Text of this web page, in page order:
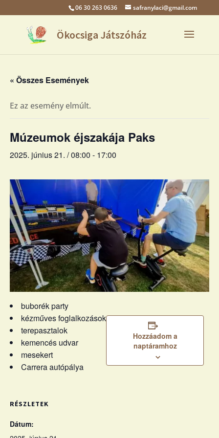
06 30 263 0636 safranylaci@gmail.com
« Összes Események
Ez az esemény elmúlt.
Múzeumok éjszakája Paks
2025. június 21. / 08:00 - 17:00
buborék party
kézműves foglalkozások
terepasztalok
kemencés udvar
mesekert
Carrera autópálya
Hozzáadom a
naptáramhoz
RÉSZLETEK
Dátum: